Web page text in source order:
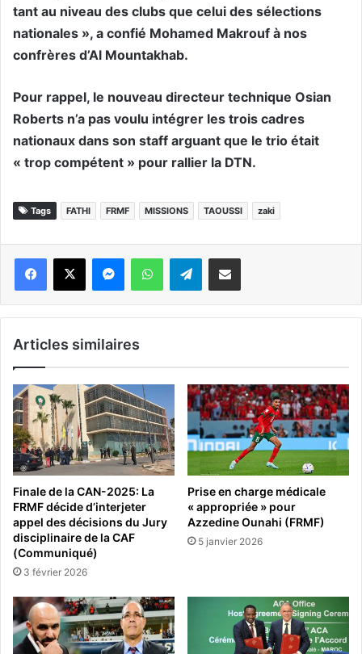
tant au niveau des clubs que celui des sélections
nationales », a confié Mohamed Makrouf à nos
confrères d’Al Mountakhab.
Pour rappel, le nouveau directeur technique Osian
Roberts n’a pas voulu intégrer les trois cadres
nationaux dans son staff arguant que le trio était
« trop compétent » pour rallier la DTN.
Tags FATHI FRMF MISSIONS TAOUSSI zaki
WhatsApp Telegram
Articles similaires
Finale de la CAN-2025: La
FRMF décide d’interjeter
appel des décisions du Jury
disciplinaire de la CAF
(Communiqué)
3 février 2026
Prise en charge médicale
« appropriée » pour
Azzedine Ounahi (FRMF)
5 janvier 2026